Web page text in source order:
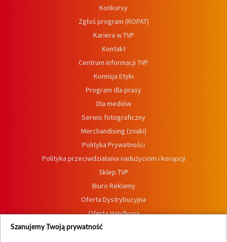
Konkursy
Zgłoś program (ROPAT)
Kariera w TVP
Kontakt
Centrum informacji TVP
Komisja Etyki
Program dla prasy
Dla mediów
Serwis fotograficzny
Merchandising (znaki)
Polityka Prywatności
Polityka przeciwdziałania nadużyciom i korupcji
Sklep TVP
Biuro Reklamy
Oferta Dystrybucyjna
Oferta Handlowa
Dostępność
Szanujemy Twoją prywatność